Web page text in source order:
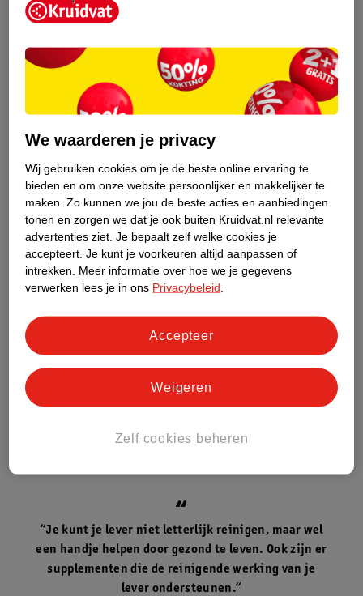
sommige voedingsmiddelen, zoals eieren, vlees, vis,
volkorenbrood, groenten, fruit en olie (
Mariadistel
Mariadistel is een plant die wordt gebruikt om de reinigende
“Je kunt je lever niet letterlijk reinigen, maar wel
een handje helpen door gezond te leven. Ook zijn er
supplementen die de reinigende werking van je
lever ondersteunen.“
We waarderen je privacy
Wij gebruiken cookies om je de beste online ervaring te
bieden en om onze website persoonlijker en makkelijker te
maken. Zo kunnen we jou de beste acties en aanbiedingen
tonen en zorgen we dat je ook buiten Kruidvat.nl relevante
advertenties ziet. Je bepaalt zelf welke cookies je
accepteert. Je kunt je voorkeuren altijd aanpassen of
intrekken.
Meer informatie over hoe we je gegevens
verwerken lees je in ons Privacybeleid
Zelf cookies beheren
Weigeren
Accepteer